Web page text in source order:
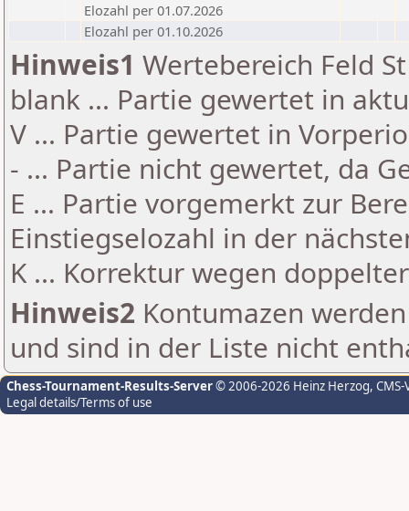
Elozahl per 01.07.2026
Elozahl per 01.10.2026
Hinweis1 Wertebereich Feld
blank ... Partie gewertet in
V ... Partie gewertet in
- ... Partie nicht gewertet, da
E ... Partie vorgemerkt zur
Einstiegselozahl in der
K ... Korrektur wegen
Hinweis2 Kontumazen
und sind in der Liste nicht
Chess-Tournament-Results-Server© 2006-2026 Heinz Herzog,
Legal details/Terms of use